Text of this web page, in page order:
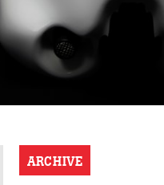
ARCHIVE